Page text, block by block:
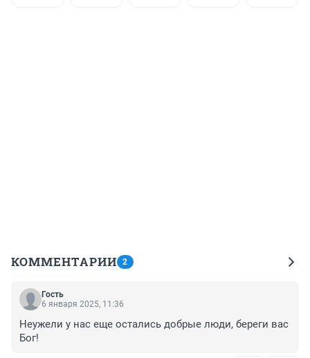
КОММЕНТАРИИ 2
Гость
6 января 2025, 11:36
Неужели у нас еще остались добрые люди, береги вас
Бог!